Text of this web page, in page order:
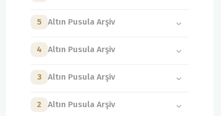
5 Altın Pusula Arşiv
4 Altın Pusula Arşiv
3 Altın Pusula Arşiv
2 Altın Pusula Arşiv